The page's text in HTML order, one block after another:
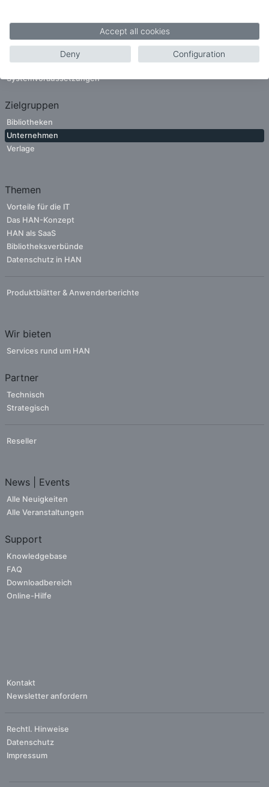
Funktionen
Neu in HAN 6
Weitere Funktionen
Funktionsliste
Systemvoraussetzungen
Zielgruppen
Bibliotheken
Unternehmen
Verlage
Themen
Vorteile für die IT
Das HAN-Konzept
HAN als SaaS
Bibliotheksverbünde
Datenschutz in HAN
Produktblätter & Anwenderberichte
Wir bieten
Services rund um HAN
Partner
Technisch
Strategisch
Reseller
News | Events
Alle Neuigkeiten
Alle Veranstaltungen
Support
Knowledgebase
FAQ
Downloadbereich
Online-Hilfe
Kontakt
Newsletter anfordern
Rechtl. Hinweise
Datenschutz
Impressum
Accept all cookies
Deny Configuration